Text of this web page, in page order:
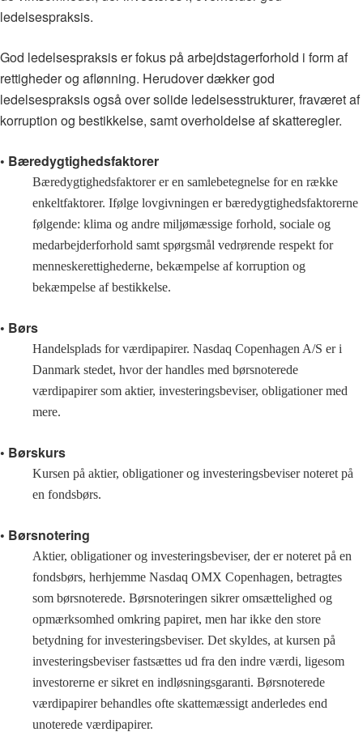
ledelsespraksis.
God ledelsespraksis er fokus på arbejdstagerforhold i form af
rettigheder og aflønning. Herudover dækker god
ledelsespraksis også over solide ledelsesstrukturer, fraværet af
korruption og bestikkelse, samt overholdelse af skatteregler.
• Bæredygtighedsfaktorer
Bæredygtighedsfaktorer er en samlebetegnelse for en række
enkeltfaktorer. Ifølge lovgivningen er bæredygtighedsfaktorerne
følgende: klima og andre miljømæssige forhold, sociale og
medarbejderforhold samt spørgsmål vedrørende respekt for
menneskerettighederne, bekæmpelse af korruption og
bekæmpelse af bestikkelse.
• Børs
Handelsplads for værdipapirer. Nasdaq Copenhagen A/S er i
Danmark stedet, hvor der handles med børsnoterede
værdipapirer som aktier, investeringsbeviser, obligationer med
mere.
• Børskurs
Kursen på aktier, obligationer og investeringsbeviser noteret på
en fondsbørs.
• Børsnotering
Aktier, obligationer og investeringsbeviser, der er noteret på en
fondsbørs, herhjemme Nasdaq OMX Copenhagen, betragtes
som børsnoterede. Børsnoteringen sikrer omsættelighed og
opmærksomhed omkring papiret, men har ikke den store
betydning for investeringsbeviser. Det skyldes, at kursen på
investeringsbeviser fastsættes ud fra den indre værdi, ligesom
investorerne er sikret en indløsningsgaranti. Børsnoterede
værdipapirer behandles ofte skattemæssigt anderledes end
unoterede værdipapirer.